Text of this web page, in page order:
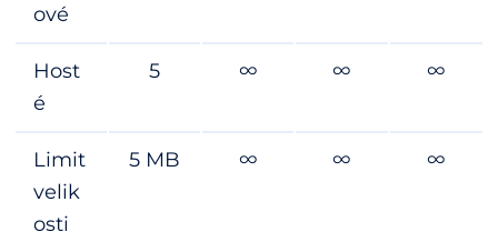
ové
Host
é
5 ∞ ∞ ∞
Limit
velik
osti
5 MB ∞ ∞ ∞